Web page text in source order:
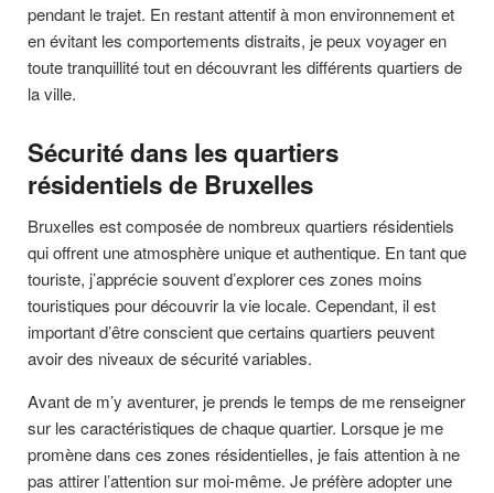
pendant le trajet. En restant attentif à mon environnement et
en évitant les comportements distraits, je peux voyager en
toute tranquillité tout en découvrant les différents quartiers de
la ville.
Sécurité dans les quartiers
résidentiels de Bruxelles
Bruxelles est composée de nombreux quartiers résidentiels
qui offrent une atmosphère unique et authentique. En tant que
touriste, j’apprécie souvent d’explorer ces zones moins
touristiques pour découvrir la vie locale. Cependant, il est
important d’être conscient que certains quartiers peuvent
avoir des niveaux de sécurité variables.
Avant de m’y aventurer, je prends le temps de me renseigner
sur les caractéristiques de chaque quartier. Lorsque je me
promène dans ces zones résidentielles, je fais attention à ne
pas attirer l’attention sur moi-même. Je préfère adopter une